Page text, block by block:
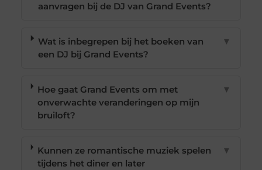
aanvragen bij de DJ van Grand Events?
Wat is inbegrepen bij het boeken van
een DJ bij Grand Events?
▼
Hoe gaat Grand Events om met
onverwachte veranderingen op mijn
bruiloft?
▼
Kunnen ze romantische muziek spelen
tijdens het diner en later
▼